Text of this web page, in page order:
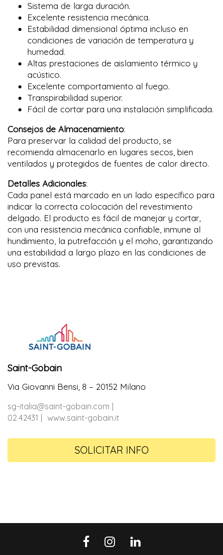
Sistema de larga duración.
Excelente resistencia mecánica.
Estabilidad dimensional óptima incluso en
condiciones de variación de temperatura y
humedad.
Altas prestaciones de aislamiento térmico y
acústico.
Excelente comportamiento al fuego.
Transpirabilidad superior.
Fácil de cortar para una instalación simplificada.
Consejos de Almacenamiento:
Para preservar la calidad del producto, se
recomienda almacenarlo en lugares secos, bien
ventilados y protegidos de fuentes de calor directo.
Detalles Adicionales:
Cada panel está marcado en un lado específico para
indicar la correcta colocación del revestimiento
delgado. El producto es fácil de manejar y cortar,
con una resistencia mecánica confiable, inmune al
hundimiento, la putrefacción y el moho, garantizando
una estabilidad a largo plazo en las condiciones de
uso previstas.
Saint-Gobain
Via Giovanni Bensi, 8 – 20152 Milano
sg-italia@saint-gobain.com
02 42431
www.saint-gobain.it
SOLICITAR INFO